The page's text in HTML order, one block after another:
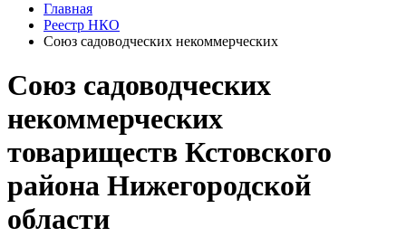
Главная
Реестр НКО
Союз садоводческих некоммерческих
Союз садоводческих
некоммерческих
товариществ Кстовского
района Нижегородской
области